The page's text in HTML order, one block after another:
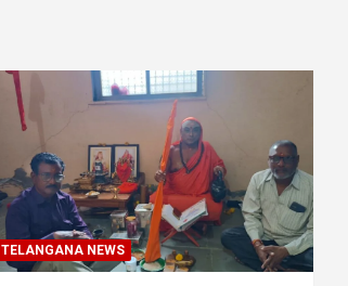
TELANGANA NEWS